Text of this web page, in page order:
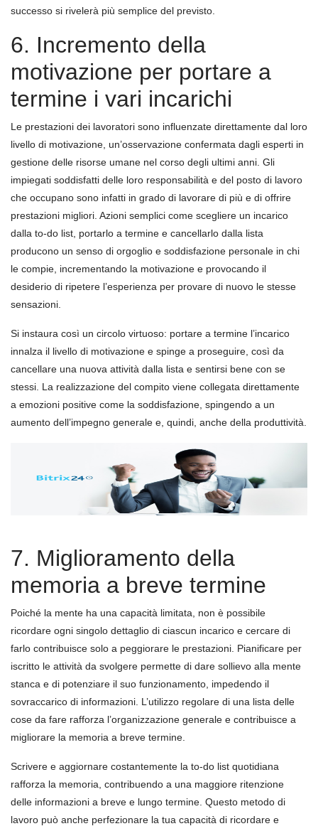
successo si rivelerà più semplice del previsto.
6. Incremento della
motivazione per portare a
termine i vari incarichi
Le prestazioni dei lavoratori sono influenzate direttamente dal loro
livello di motivazione, un’osservazione confermata dagli esperti in
gestione delle risorse umane nel corso degli ultimi anni. Gli
impiegati soddisfatti delle loro responsabilità e del posto di lavoro
che occupano sono infatti in grado di lavorare di più e di offrire
prestazioni migliori. Azioni semplici come scegliere un incarico
dalla to-do list, portarlo a termine e cancellarlo dalla lista
producono un senso di orgoglio e soddisfazione personale in chi
le compie, incrementando la motivazione e provocando il
desiderio di ripetere l’esperienza per provare di nuovo le stesse
sensazioni.
Si instaura così un circolo virtuoso: portare a termine l’incarico
innalza il livello di motivazione e spinge a proseguire, così da
cancellare una nuova attività dalla lista e sentirsi bene con se
stessi. La realizzazione del compito viene collegata direttamente
a emozioni positive come la soddisfazione, spingendo a un
aumento dell’impegno generale e, quindi, anche della produttività.
7. Miglioramento della
memoria a breve termine
Poiché la mente ha una capacità limitata, non è possibile
ricordare ogni singolo dettaglio di ciascun incarico e cercare di
farlo contribuisce solo a peggiorare le prestazioni. Pianificare per
iscritto le attività da svolgere permette di dare sollievo alla mente
stanca e di potenziare il suo funzionamento, impedendo il
sovraccarico di informazioni. L’utilizzo regolare di una lista delle
cose da fare rafforza l’organizzazione generale e contribuisce a
migliorare la memoria a breve termine.
Scrivere e aggiornare costantemente la to-do list quotidiana
rafforza la memoria, contribuendo a una maggiore ritenzione
delle informazioni a breve e lungo termine. Questo metodo di
lavoro può anche perfezionare la tua capacità di ricordare e